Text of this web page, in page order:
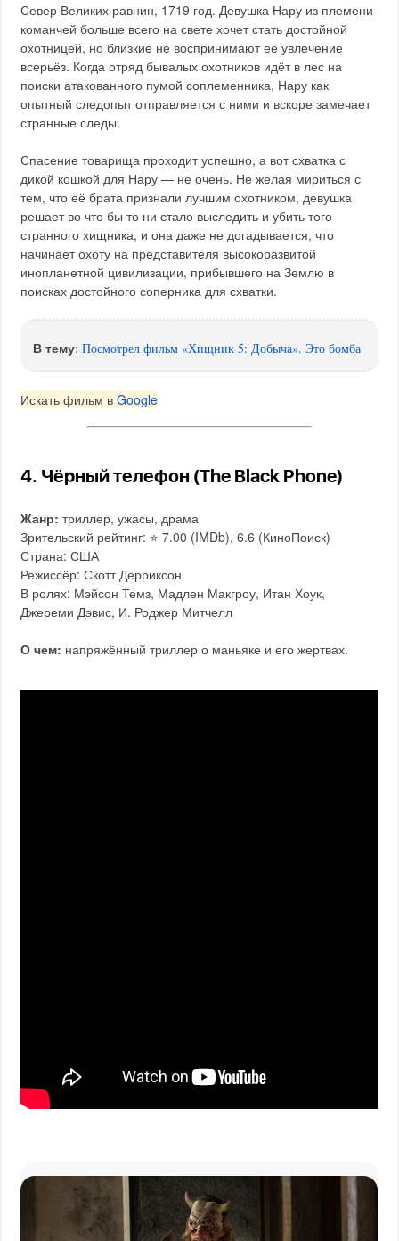
Север Великих равнин, 1719 год. Девушка Нару из племени
команчей больше всего на свете хочет стать достойной
охотницей, но близкие не воспринимают её увлечение
всерьёз. Когда отряд бывалых охотников идёт в лес на
поиски атакованного пумой соплеменника, Нару как
опытный следопыт отправляется с ними и вскоре замечает
странные следы.
Спасение товарища проходит успешно, а вот схватка с
дикой кошкой для Нару — не очень. Не желая мириться с
тем, что её брата признали лучшим охотником, девушка
решает во что бы то ни стало выследить и убить того
странного хищника, и она даже не догадывается, что
начинает охоту на представителя высокоразвитой
инопланетной цивилизации, прибывшего на Землю в
поисках достойного соперника для схватки.
В тему:Посмотрел фильм «Хищник 5: Добыча». Это бомба
Искать фильм вGoogle
4. Чёрный телефон (The Black Phone)
Жанр: триллер, ужасы, драма
Зрительский рейтинг: ⭐️ 7.00 (IMDb), 6.6 (КиноПоиск)
Страна: США
Режиссёр: Скотт Дерриксон
В ролях: Мэйсон Темз, Мадлен Макгроу, Итан Хоук,
Джереми Дэвис, И. Роджер Митчелл
О чем: напряжённый триллер о маньяке и его жертвах.